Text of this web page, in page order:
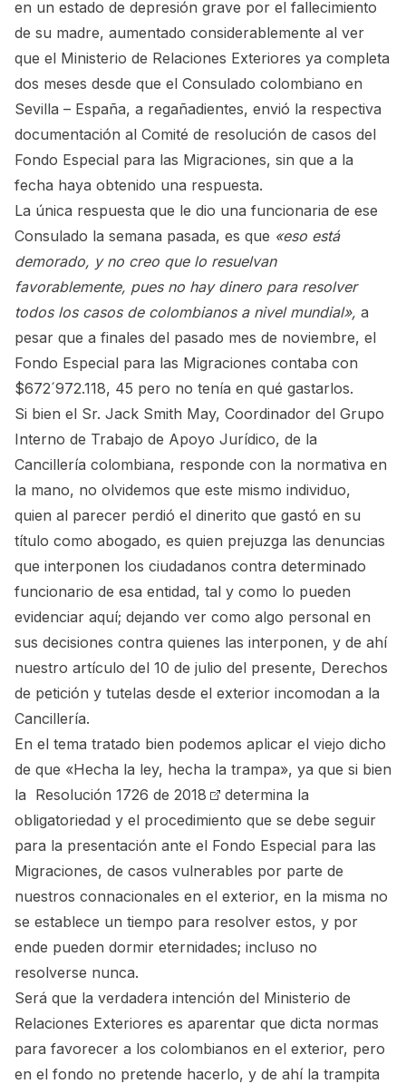
en un estado de depresión grave por el fallecimiento
de su madre, aumentado considerablemente al ver
que el Ministerio de Relaciones Exteriores ya completa
dos meses desde que el Consulado colombiano en
Sevilla – España, a regañadientes, envió la respectiva
documentación al Comité de resolución de casos del
Fondo Especial para las Migraciones, sin que a la
fecha haya obtenido una respuesta.
La única respuesta que le dio una funcionaria de ese
Consulado la semana pasada, es que «eso está
demorado, y no creo que lo resuelvan
favorablemente, pues no hay dinero para resolver
todos los casos de colombianos a nivel mundial», a
pesar que a finales del pasado mes de noviembre, el
Fondo Especial para las Migraciones contaba con
$672´972.118, 45 pero no tenía en qué gastarlos.
Si bien el Sr. Jack Smith May, Coordinador del Grupo
Interno de Trabajo de Apoyo Jurídico, de la
Cancillería colombiana, responde con la normativa en
la mano, no olvidemos que este mismo individuo,
quien al parecer perdió el dinerito que gastó en su
título como abogado, es quien prejuzga las denuncias
que interponen los ciudadanos contra determinado
funcionario de esa entidad, tal y como lo pueden
evidenciar aquí; dejando ver como algo personal en
sus decisiones contra quienes las interponen, y de ahí
nuestro artículo del 10 de julio del presente, Derechos
de petición y tutelas desde el exterior incomodan a la
Cancillería.
En el tema tratado bien podemos aplicar el viejo dicho
de que «Hecha la ley, hecha la trampa», ya que si bien
la Resolución 1726 de 2018
determina la
obligatoriedad y el procedimiento que se debe seguir
para la presentación ante el Fondo Especial para las
Migraciones, de casos vulnerables por parte de
nuestros connacionales en el exterior, en la misma no
se establece un tiempo para resolver estos, y por
ende pueden dormir eternidades; incluso no
resolverse nunca.
Será que la verdadera intención del Ministerio de
Relaciones Exteriores es aparentar que dicta normas
para favorecer a los colombianos en el exterior, pero
en el fondo no pretende hacerlo, y de ahí la trampita